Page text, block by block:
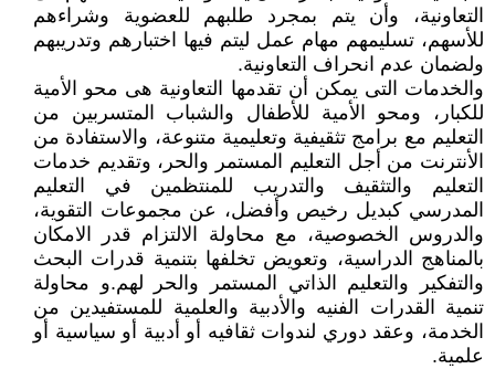
التعاونية، وأن يتم بمجرد طلبهم للعضوية وشراءهم
للأسهم، تسليمهم مهام عمل ليتم فيها اختبارهم وتدريبهم
ولضمان عدم انحراف التعاونية.
والخدمات التى يمكن أن تقدمها التعاونية هى محو الأمية
للكبار، ومحو الأمية للأطفال والشباب المتسربين من
التعليم مع برامج تثقيفية وتعليمية متنوعة، والاستفادة من
الأنترنت من أجل التعليم المستمر والحر، وتقديم خدمات
التعليم والتثقيف والتدريب للمنتظمين في التعليم
المدرسي كبديل رخيص وأفضل، عن مجموعات التقوية،
والدروس الخصوصية، مع محاولة الالتزام قدر الامكان
بالمناهج الدراسية، وتعويض تخلفها بتنمية قدرات البحث
والتفكير والتعليم الذاتي المستمر والحر لهم.و محاولة
تنمية القدرات الفنيه والأدبية والعلمية للمستفيدين من
الخدمة، وعقد دوري لندوات ثقافيه أو أدبية أو سياسية أو
علمية.